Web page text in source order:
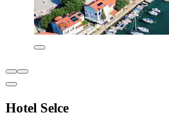
Hotel Selce